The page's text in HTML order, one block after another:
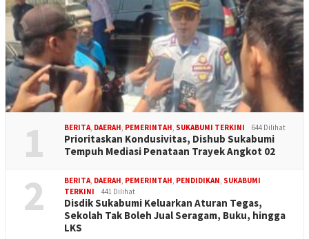
1 BERITA DAERAH PEMERINTAH SUKABUMI TERKINI 644 Dilihat
Prioritaskan Kondusivitas, Dishub Sukabumi
Tempuh Mediasi Penataan Trayek Angkot 02
2 BERITA DAERAH PEMERINTAH PENDIDIKAN SUKABUMI
TERKINI
441 Dilihat
Disdik Sukabumi Keluarkan Aturan Tegas,
Sekolah Tak Boleh Jual Seragam, Buku, hingga
LKS